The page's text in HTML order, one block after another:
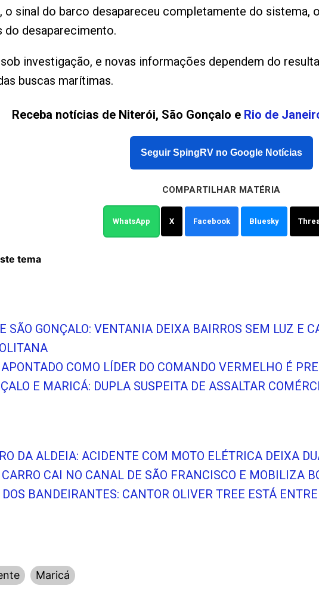
o sinal do barco desapareceu completamente do sistema,
do desaparecimento.
investigação, e novas informações dependem do
buscas marítimas.
Receba notícias de Niterói, São Gonçalo e Rio de
Seguir SpingRV no Google Notícias
COMPARTILHAR MATÉRIA
WhatsApp X Facebook Bluesky
tema
SÃO GONÇALO: VENTANIA DEIXA BAIRROS SEM LUZ E
COMO LÍDER DO COMANDO VERMELHO É
E MARICÁ: DUPLA SUSPEITA DE ASSALTAR
DA ALDEIA: ACIDENTE COM MOTO ELÉTRICA DEIXA
CAI NO CANAL DE SÃO FRANCISCO E MOBILIZA
DOS BANDEIRANTES: CANTOR OLIVER TREE ESTÁ
Maricá